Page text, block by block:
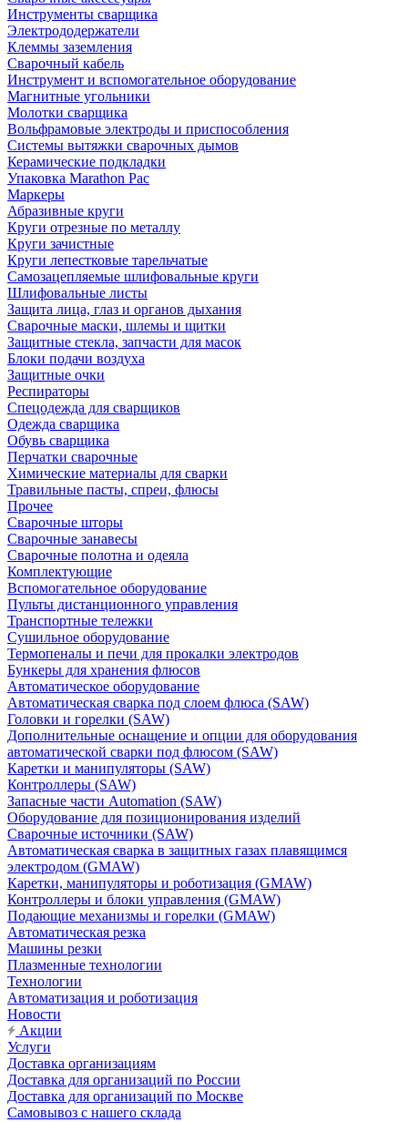
Инструменты сварщика
Электрододержатели
Клеммы заземления
Сварочный кабель
Инструмент и вспомогательное оборудование
Магнитные угольники
Молотки сварщика
Вольфрамовые электроды и приспособления
Системы вытяжки сварочных дымов
Керамические подкладки
Упаковка Marathon Pac
Маркеры
Абразивные круги
Круги отрезные по металлу
Круги зачистные
Круги лепестковые тарельчатые
Самозацепляемые шлифовальные круги
Шлифовальные листы
Защита лица, глаз и органов дыхания
Сварочные маски, шлемы и щитки
Защитные стекла, запчасти для масок
Блоки подачи воздуха
Защитные очки
Респираторы
Спецодежда для сварщиков
Одежда сварщика
Обувь сварщика
Перчатки сварочные
Химические материалы для сварки
Травильные пасты, спреи, флюсы
Прочее
Сварочные шторы
Сварочные занавесы
Сварочные полотна и одеяла
Комплектующие
Вспомогательное оборудование
Пульты дистанционного управления
Транспортные тележки
Сушильное оборудование
Термопеналы и печи для прокалки электродов
Бункеры для хранения флюсов
Автоматическое оборудование
Автоматическая сварка под слоем флюса (SAW)
Головки и горелки (SAW)
Дополнительные оснащение и опции для оборудования
автоматической сварки под флюсом (SAW)
Каретки и манипуляторы (SAW)
Контроллеры (SAW)
Запасные части Automation (SAW)
Оборудование для позиционирования изделий
Сварочные источники (SAW)
Автоматическая сварка в защитных газах плавящимся
электродом (GMAW)
Каретки, манипуляторы и роботизация (GMAW)
Контроллеры и блоки управления (GMAW)
Подающие механизмы и горелки (GMAW)
Автоматическая резка
Машины резки
Плазменные технологии
Технологии
Автоматизация и роботизация
Новости
Акции
Услуги
Доставка организациям
Доставка для организаций по России
Доставка для организаций по Москве
Самовывоз с нашего склада